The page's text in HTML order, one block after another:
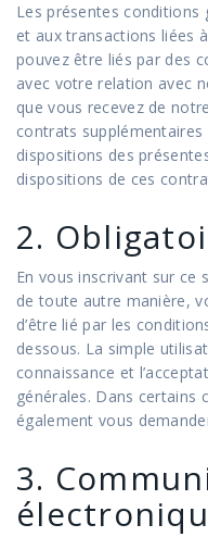
Les présentes conditions
et aux transactions liées
pouvez être liés par des
avec votre relation avec
que vous recevez de
contrats
dispositions des
dispositions de ces
2.
En vous inscrivant sur ce
de toute autre manière,
d’être lié par les
dessous. La simple
connaissance et
générales. Dans certains
également vous
3.